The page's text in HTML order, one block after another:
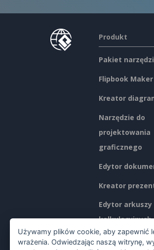
Produkt
Pakiet narzędzi
Flipbook Maker
Kreator
Narzędzie do
projektowania
graficznego
Edytor
Kreator
Edytor arkuszy
kalkulacyjnych
Ceny
Używamy plików cookie, aby zapewnić
wrażenia. Odwiedzając naszą witrynę,